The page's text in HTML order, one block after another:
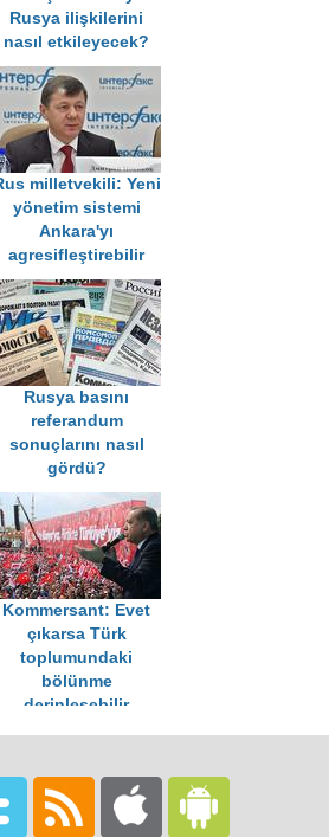
Rusya ilişkilerini
nasıl etkileyecek?
milletvekili: Yeni
yönetim sistemi
Ankara'yı
agresifleştirebilir
Rusya basını
referandum
sonuçlarını nasıl
gördü?
Kommersant: Evet
çıkarsa Türk
toplumundaki
bölünme
derinleşebilir